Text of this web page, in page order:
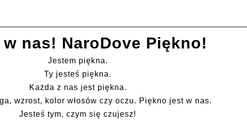
nas! NaroDove Piękno!
Jestem piękna.
Ty jesteś piękna.
Każda z nas jest piękna.
wzrost, kolor włosów czy oczu. Piękno jest w nas.
Jesteś tym, czym się czujesz!